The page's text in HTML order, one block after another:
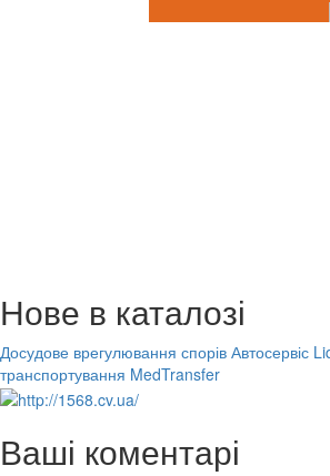
Нове в каталозі
Досудове врегулювання спорів Автосервіс
транспортування MedTransfer
Ваші коментарі